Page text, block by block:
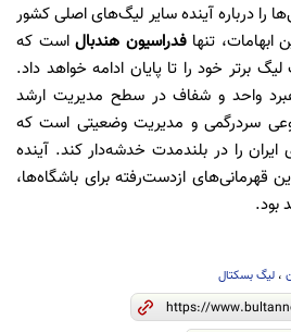
را درباره آینده سایر لیگ‌های اصلی کشور
ابهامات، تنهافدراسیون هندبالاست که
برتر خود را تا پایان ادامه خواهد داد.
واحد و شفاف در سطح مدیریت ارشد
سردرگمی و مدیریت وضعیتی است که
ایران را در بلندمدت خدشه‌دار کند. آینده
قهرمانی‌های ازدست‌رفته برای باشگاه‌ها،
بود.
، لیگ بسکتال